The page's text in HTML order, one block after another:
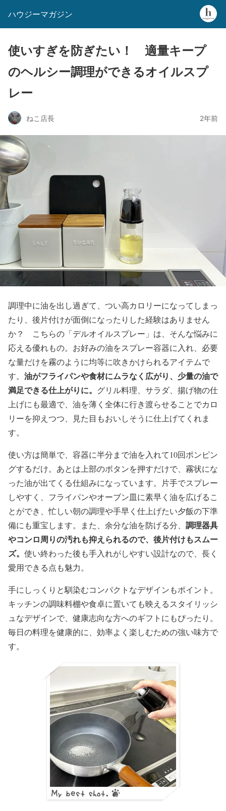
ハウジーマガジン
使いすぎを防ぎたい！ 適量キープ
のヘルシー調理ができるオイルスプ
レー
ねこ店長 2年前
調理中に油を出し過ぎて、つい高カロリーになってしまっ
たり、後片付けが面倒になったりした経験はありません
か？ こちらの「デルオイルスプレー」は、そんな悩みに
応える優れもの。お好みの油をスプレー容器に入れ、必要
な量だけを霧のように均等に吹きかけられるアイテムで
す。 油がフライパンや食材にムラなく広がり、少量の油で
満足できる仕上がりに。 グリル料理、サラダ、揚げ物の仕
上げにも最適で、油を薄く全体に行き渡らせることでカロ
リーを抑えつつ、見た目もおいしそうに仕上げてくれま
す。
使い方は簡単で、容器に半分まで油を入れて10回ポンピン
グするだけ。あとは上部のボタンを押すだけで、霧状にな
った油が出てくる仕組みになっています。片手でスプレー
しやすく、フライパンやオーブン皿に素早く油を広げるこ
とができ、忙しい朝の調理や手早く仕上げたい夕飯の下準
備にも重宝します。また、余分な油を防げる分、 調理器具
やコンロ周りの汚れも抑えられるので、後片付けもスムー
ズ。 使い終わった後も手入れがしやすい設計なので、長く
愛用できる点も魅力。
手にしっくりと馴染むコンパクトなデザインもポイント。
キッチンの調味料棚や食卓に置いても映えるスタイリッシ
ュなデザインで、健康志向な方へのギフトにもぴったり。
毎日の料理を健康的に、効率よく楽しむための強い味方で
す。